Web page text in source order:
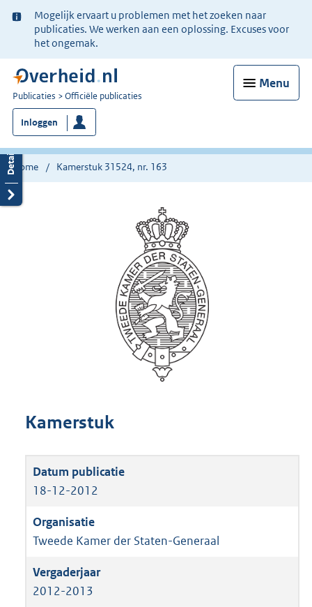
Ter
informatie:
Mogelijk ervaart u problemen met het zoeken naar
publicaties. We werken aan een oplossing. Excuses voor
het ongemak.
Menu
U
bent
nu
hier:
Publicaties Officiële publicaties
Inloggen
Home Kamerstuk 31524, nr. 163
Kamerstuk
18-12-2012
Tweede Kamer der Staten-Generaal
2012-2013